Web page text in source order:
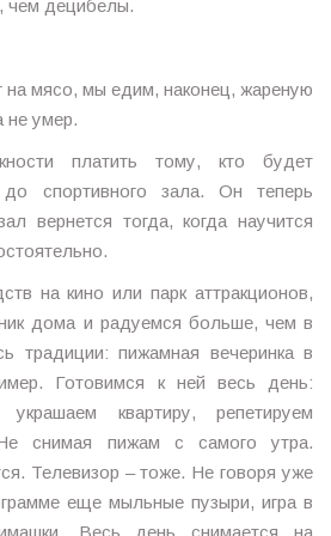
чем децибелы.
на мясо, мы едим, наконец, жареную
не умер.
платить тому, кто будет
спортивного зала. Он теперь
вернется тогда, когда научится
на кино или парк аттракционов,
дома и радуемся больше, чем в
традиции: пижамная вечеринка в
Готовимся к ней весь день:
квартиру, репетируем
снимая пижам с самого утра.
Телевизор – тоже. Не говоря уже
еще мыльные пузыри, игра в
Весь день снимается на